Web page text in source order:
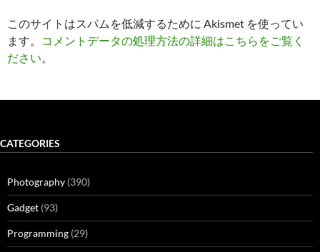
このサイトはスパムを低減するために Akismet を使ってい
ます。
コメントデータの処理方法の詳細はこちらをご覧く
ださい。
CATEGORIES
Photography (390)
Gadget (93)
Programming (29)